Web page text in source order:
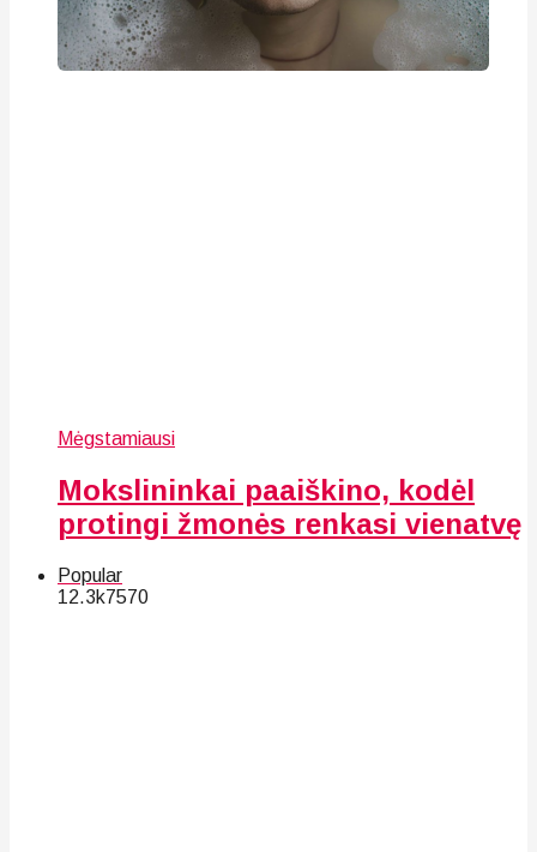
Mėgstamiausi
Mokslininkai paaiškino, kodėl
protingi žmonės renkasi vienatvę
Popular
12.3k7570